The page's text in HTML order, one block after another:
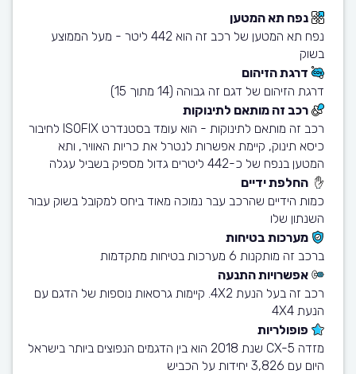
נפח תא המטען
נפח תא המטען של רכב זה הוא 442 ליטר - מעל הממוצע
בשוק
דרגת הזיהום
דרגת הזיהום של דגם זה גבוהה (14 מתוך 15)
רכב זה מותאם לתינוקות
רכב זה מותאם לתינוקות - הוא עומד בסטנדרט ISOFIX לחיבור
כיסא תינוק, קיימת אפשרות לנטרל את כריות האוויר, ותא
המטען בנפח של כ-442 ליטרים גדול מספיק בשביל עגלה
החלפת ידיים
כמות הידיים שהרכב עבר נמוכה מאוד ביחס למקובל בשוק עבור
השנתון שלו
מערכות בטיחות
ברכב זה מותקנות 6 מערכות בטיחות מתקדמות
אפשרויות התנעה
רכב זה בעל הנעת 4X2. קיימות גרסאות נוספות של הדגם עם
הנעת 4X4
פופולריות
מזדה CX-5 שנת 2018 הוא בין הדגמים הנפוצים ביותר בישראל
היום עם 3,826 יחידות על הכביש